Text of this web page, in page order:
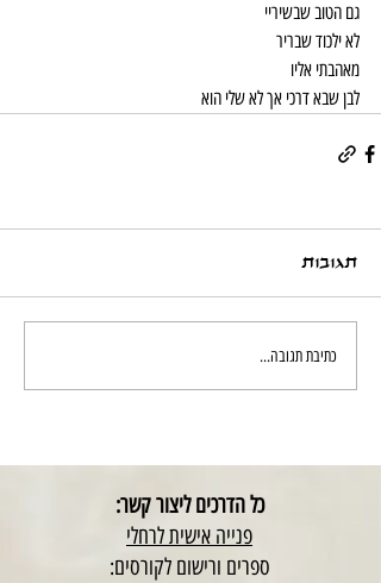
גם הטוב שבשיריי
לא ילכוד שבריר
מאהבתי אליו
לבן שבא דרכי אך לא שלי הוא
תגובות
כתיבת תגובה...
כל הדרכים ליצור קשר:
פנייה אישית לרחלי
ספרים ורישום לקורסים: